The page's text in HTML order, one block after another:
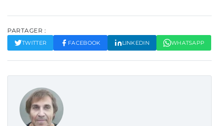
PARTAGER :
TWITTER FACEBOOK LINKEDIN WHATSAPP